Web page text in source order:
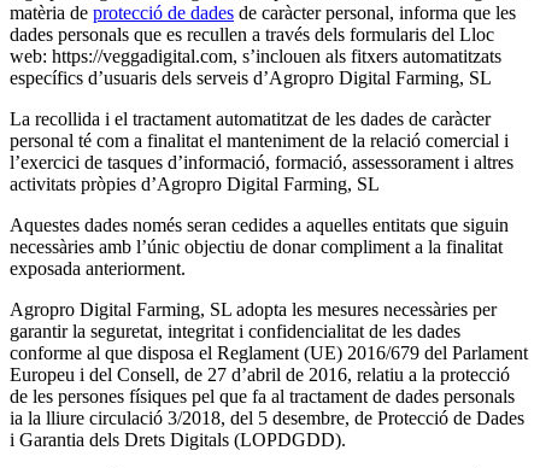
matèria de protecció de dades de caràcter personal, informa que les
dades personals que es recullen a través dels formularis del Lloc
web: https://veggadigital.com, s’inclouen als fitxers automatitzats
específics d’usuaris dels serveis d’Agropro Digital Farming, SL
La recollida i el tractament automatitzat de les dades de caràcter
personal té com a finalitat el manteniment de la relació comercial i
l’exercici de tasques d’informació, formació, assessorament i altres
activitats pròpies d’Agropro Digital Farming, SL
Aquestes dades només seran cedides a aquelles entitats que siguin
necessàries amb l’únic objectiu de donar compliment a la finalitat
exposada anteriorment.
Agropro Digital Farming, SL adopta les mesures necessàries per
garantir la seguretat, integritat i confidencialitat de les dades
conforme al que disposa el Reglament (UE) 2016/679 del Parlament
Europeu i del Consell, de 27 d’abril de 2016, relatiu a la protecció
de les persones físiques pel que fa al tractament de dades personals
ia la lliure circulació 3/2018, del 5 desembre, de Protecció de Dades
i Garantia dels Drets Digitals (LOPDGDD).